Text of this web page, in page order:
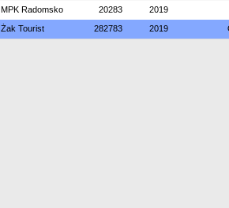
MPK Radomsko 20283 2019
Żak Tourist 282783 2019